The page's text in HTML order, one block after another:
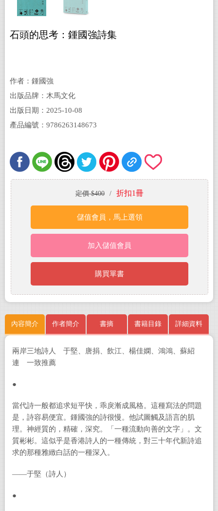
石頭的思考：鍾國強詩集
作者：鍾國強
出版品牌：木馬文化
出版日期：2025-10-08
產品編號：9786263148673
定價 $400 / 折扣1冊
儲值會員，馬上選領
加入儲值會員
購買單書
內容簡介 作者簡介 書摘 書籍目錄 詳細資料
兩岸三地詩人 于堅、唐捐、飲江、楊佳嫻、鴻鴻、蘇紹
連 一致推薦
●
當代詩一般都追求短平快，乖戾漸成風格。這種寫法的問題
是，詩容易便宜。鍾國強的詩很慢。他試圖觸及語言的肌
理。神經質的，精確，深究。「一種流動向善的文字」。文
質彬彬。這似乎是香港詩人的一種傳統，對三十年代新詩追
求的那種雅緻白話的一種深入。
——于堅（詩人）
●